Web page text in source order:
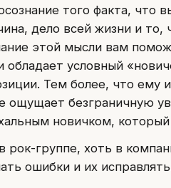
того факта, что
дело всей жизни и
этой мысли вам
условный
Тем более, что ему
ощущает безграничную
новичком,
рок-группе, хоть в
ошибки и их